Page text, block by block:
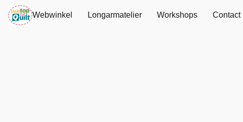
Webwinkel Longarmatelier Workshops Contact